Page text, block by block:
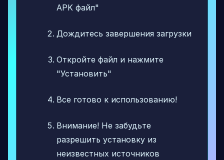
APK файл"
Дождитесь завершения загрузки
Откройте файл и нажмите
"Установить"
Все готово к использованию!
Внимание! Не забудьте
разрешить установку из
неизвестных источников